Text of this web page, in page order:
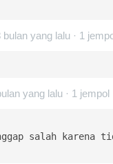
bulan yang lalu · 1
yang lalu · 1 jempol
salah karena